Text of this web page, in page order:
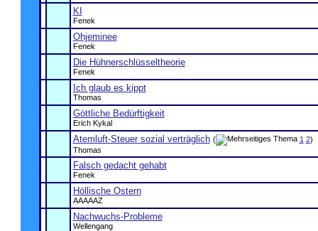
KI
Fenek
Ohjeminee
Fenek
Die Hühnerschlüsseltheorie
Fenek
Ich glaub es kippt
Thomas
Göttliche Bedürftigkeit
Erich Kykal
Atemluft-Steuer sozial verträglich ( 1 2)
Thomas
Falsch gedacht gehabt
Fenek
Höllische Ostern
AAAAAZ
Nachwuchs-Probleme
Wellengang